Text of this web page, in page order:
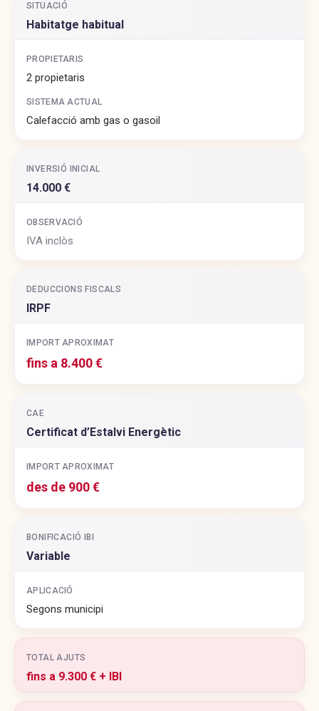
SITUACIÓ
Habitatge habitual
PROPIETARIS
2 propietaris
SISTEMA ACTUAL
Calefacció amb gas o gasoil
INVERSIÓ INICIAL
14.000 €
OBSERVACIÓ
IVA inclòs
DEDUCCIONS FISCALS
IRPF
IMPORT APROXIMAT
fins a 8.400 €
CAE
Certificat d’Estalvi Energètic
IMPORT APROXIMAT
des de 900 €
BONIFICACIÓ IBI
Variable
APLICACIÓ
Segons municipi
TOTAL AJUTS
fins a 9.300 € + IBI